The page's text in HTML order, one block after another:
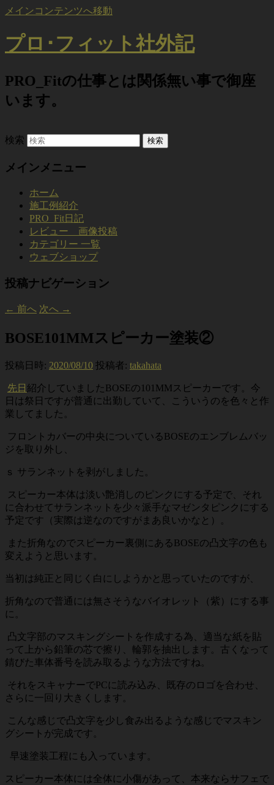
メインコンテンツへ移動
プロ･フィット社外記
PRO_Fitの仕事とは関係無い事で御座
います。
検索
メインメニュー
ホーム
施工例紹介
PRO_Fit日記
レビュー 画像投稿
カテゴリー 一覧
ウェブショップ
投稿ナビゲーション
← 前へ 次へ →
BOSE101MMスピーカー塗装②
投稿日時: 2020/08/10 投稿者: takahata
先日 紹介していましたBOSEの101MMスピーカーです。今
日は祭日ですが普通に出勤していて、こういうのを色々と作
業してました。
フロントカバーの中央についているBOSEのエンブレムバッ
ジを取り外し、
ｓ サランネットを剥がしました。
スピーカー本体は淡い艶消しのピンクにする予定で、それ
に合わせてサランネットを少々派手なマゼンタピンクにする
予定です（実際は逆なのですがまあ良いかなと）。
また折角なのでスピーカー裏側にあるBOSEの凸文字の色も
変えようと思います。
当初は純正と同じく白にしようかと思っていたのですが、
折角なので普通には無さそうなバイオレット（紫）にする事
に。
凸文字部のマスキングシートを作成する為、適当な紙を貼
って上から鉛筆の芯で擦り、輪郭を抽出します。古くなって
錆びた車体番号を読み取るような方法ですね。
それをスキャナーでPCに読み込み、既存のロゴを合わせ、
さらに一回り大きくします。
こんな感じで凸文字を少し食み出るような感じでマスキン
グシートが完成です。
早速塗装工程にも入っています。
スピーカー本体には全体に小傷があって、本来ならサフェで